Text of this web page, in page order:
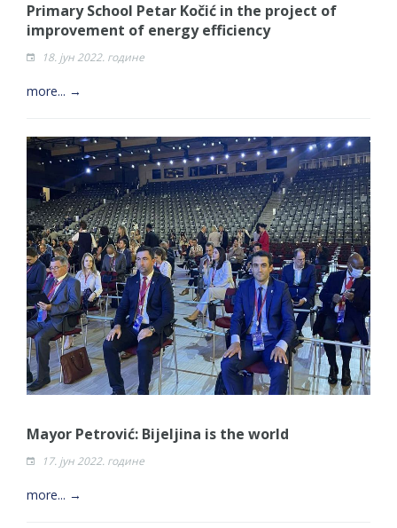
Primary School Petar Kočić in the project of
improvement of energy efficiency
18. јун 2022. године
more... →
Mayor Petrović: Bijeljina is the world
17. јун 2022. године
more... →